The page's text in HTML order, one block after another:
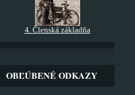
4. Členská základňa
OBĽÚBENÉ ODKAZY